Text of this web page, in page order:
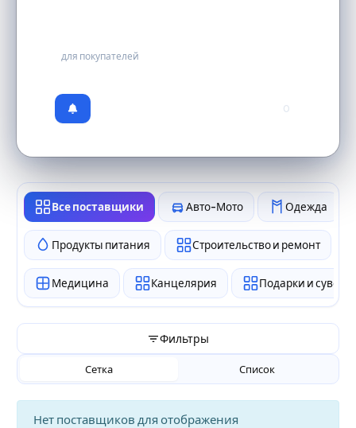
для покупателей
0
Все поставщики Авто-Мото Одежда
Продукты питания Строительство и ремонт
Медицина Канцелярия Подарки и
Фильтры
Сетка Список
Нет поставщиков для отображения